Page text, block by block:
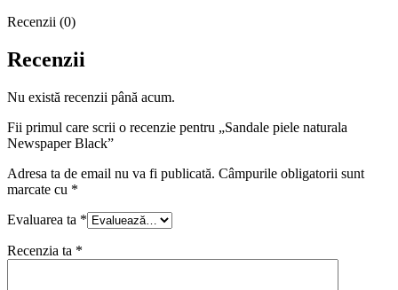
Recenzii (0)
Recenzii
Nu există recenzii până acum.
Fii primul care scrii o recenzie pentru „Sandale piele naturala
Newspaper Black”
Adresa ta de email nu va fi publicată. Câmpurile obligatorii sunt
marcate cu *
Evaluarea ta *
Recenzia ta *